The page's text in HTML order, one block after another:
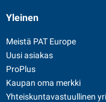
Yleinen
Meistä PAT Europe
Uusi asiakas
ProPlus
Kaupan oma merkki
Yhteiskuntavastuullinen